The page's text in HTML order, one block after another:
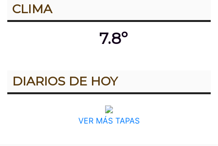
CLIMA
7.8º
DIARIOS DE HOY
VER MÁS TAPAS